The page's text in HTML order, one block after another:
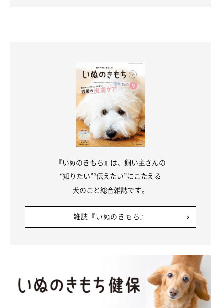
『いぬのきもち』は、飼い主さんの
“知りたい”“伝えたい”にこたえる
犬のこと総合雑誌です。
雑誌『いぬのきもち』